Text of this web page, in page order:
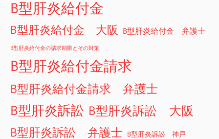
B型肝炎給付金
B型肝炎給付金 大阪 B型肝炎給付金 弁護士
B型肝炎給付金の請求期限とその対策
B型肝炎給付金請求
B型肝炎給付金請求 弁護士
B型肝炎訴訟 B型肝炎訴訟 大阪
B型肝炎訴訟 弁護士 B型肝炎訴訟 神戸